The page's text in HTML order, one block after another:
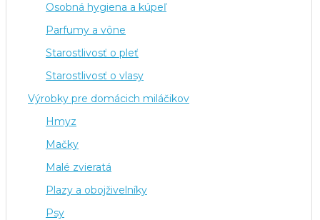
Osobná hygiena a kúpeľ
Parfumy a vône
Starostlivosť o pleť
Starostlivosť o vlasy
Výrobky pre domácich miláčikov
Hmyz
Mačky
Malé zvieratá
Plazy a obojživelníky
Psy